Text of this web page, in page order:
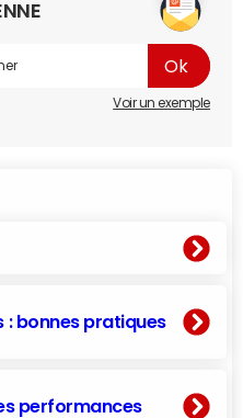
Voir un exemple
: bonnes pratiques
performances